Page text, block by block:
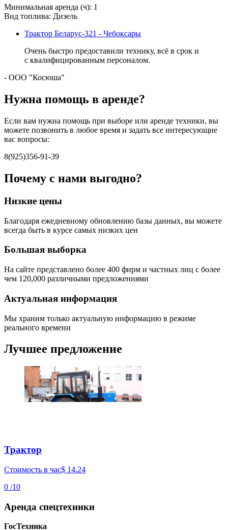
Минимальная аренда (ч): 1
Вид топлива: Дизель
Трактор Беларус-321 - Чебоксары
Очень быстро предоставили технику, всё в срок и
с квалифицированным персоналом.
- ООО "Косюша"
Нужна помощь в аренде?
Если вам нужна помощь при выборе или аренде техники, вы
можете позвонить в любое время и задать все интересующие
вас вопросы:
8(925)356-91-39
Почему с нами выгодно?
Низкие цены
Благодаря ежедневному обновлению базы данных, вы можете
всегда быть в курсе самых низких цен
Большая выборка
На сайте представлено более 400 фирм и частных лиц с более
чем 120,000 различными предложениями
Актуальная информация
Мы храним только актуальную информацию в режиме
реального времени
Лучшее предложение
Трактор
Стоимость в час$ 14.24
0 /10
Аренда спецтехники
ГосТехника